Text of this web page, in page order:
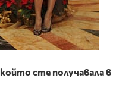
сте получавала в